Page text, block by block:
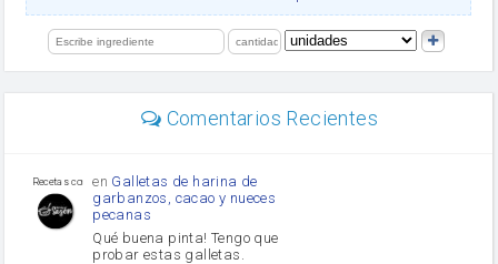
limón
Comentarios Recientes
Recetas con sazon
en Galletas de harina de
garbanzos, cacao y nueces
pecanas
Qué buena pinta! Tengo que
probar estas galletas.